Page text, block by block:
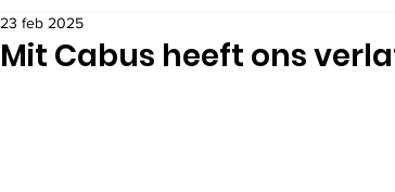
Mit Cabus heeft ons
23 feb 2025